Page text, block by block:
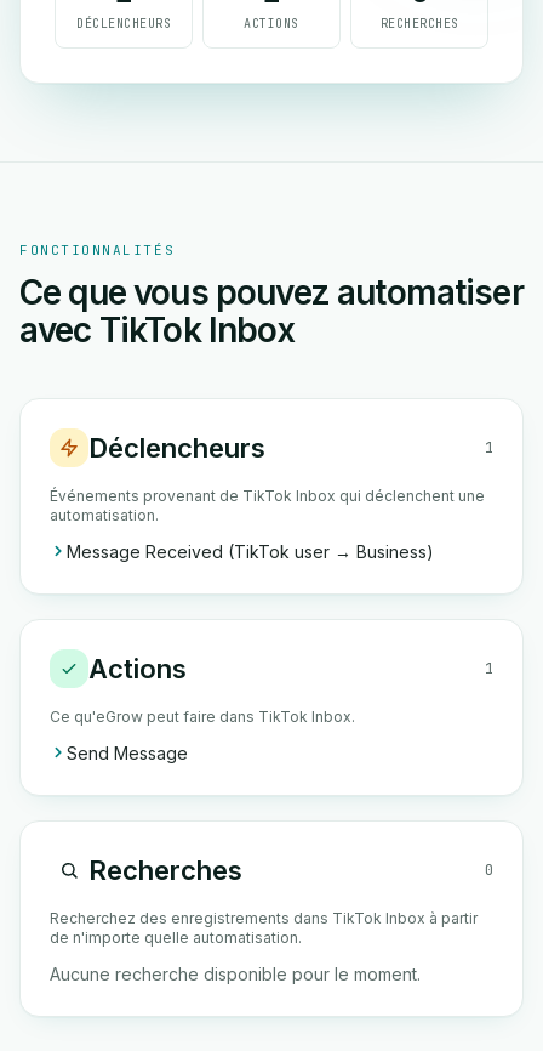
DÉCLENCHEURS ACTIONS RECHERCHES
FONCTIONNALITÉS
Ce que vous pouvez automatiser
avec TikTok Inbox
Déclencheurs 1
Événements provenant de TikTok Inbox qui déclenchent une
automatisation.
Message Received (TikTok user → Business)
Actions 1
Ce qu'eGrow peut faire dans TikTok Inbox.
Send Message
Recherches 0
Recherchez des enregistrements dans TikTok Inbox à partir
de n'importe quelle automatisation.
Aucune recherche disponible pour le moment.